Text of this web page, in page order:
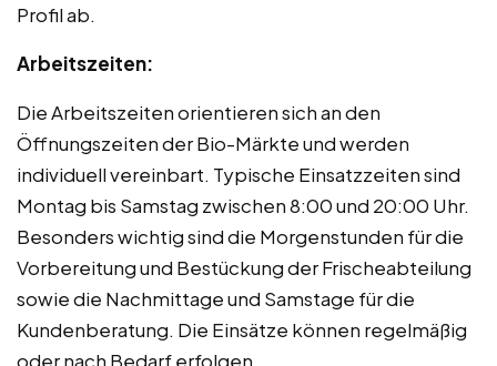
Profil ab.
Arbeitszeiten:
Die Arbeitszeiten orientieren sich an den
Öffnungszeiten der Bio-Märkte und werden
individuell vereinbart. Typische Einsatzzeiten sind
Montag bis Samstag zwischen 8:00 und 20:00 Uhr.
Besonders wichtig sind die Morgenstunden für die
Vorbereitung und Bestückung der Frischeabteilung
sowie die Nachmittage und Samstage für die
Kundenberatung. Die Einsätze können regelmäßig
oder nach Bedarf erfolgen.